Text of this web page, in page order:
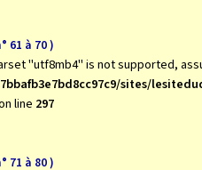
61 à 70 )
"utf8mb4" is not supported,
sites/
line 297
71 à 80 )